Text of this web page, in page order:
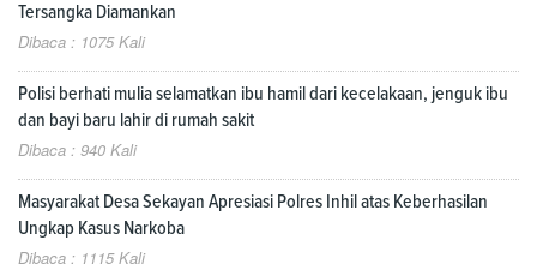
Tersangka Diamankan
Dibaca : 1075 Kali
Polisi berhati mulia selamatkan ibu hamil dari kecelakaan, jenguk ibu
dan bayi baru lahir di rumah sakit
Dibaca : 940 Kali
Masyarakat Desa Sekayan Apresiasi Polres Inhil atas Keberhasilan
Ungkap Kasus Narkoba
Dibaca : 1115 Kali